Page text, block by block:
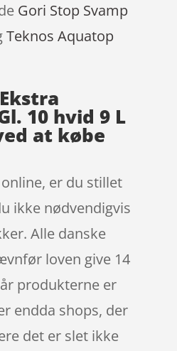
Gori Stop Svamp
Teknos Aquatop
10 hvid 9 L
at købe
er du stillet
ikke nødvendigvis
Alle danske
loven give 14
produkterne er
endda shops, der
det er slet ikke